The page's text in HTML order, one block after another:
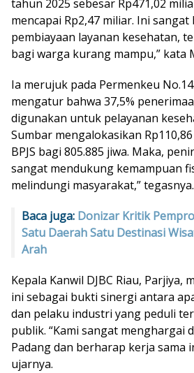
tahun 2025 sebesar Rp471,02
mencapai Rp2,47 miliar. Ini
pembiayaan layanan kesehatan,
bagi warga kurang mampu,” kata
Ia merujuk pada Permenkeu
mengatur bahwa 37,5%
digunakan untuk pelayanan
Sumbar mengalokasikan
BPJS bagi 805.885 jiwa. Maka,
sangat mendukung kemampuan
melindungi masyarakat,” tegasnya.
Baca juga: Donizar Kritik
Satu Daerah Satu Destinasi
Arah
Kepala Kanwil DJBC Riau, Parjiya,
ini sebagai bukti sinergi antara
dan pelaku industri yang peduli
publik. “Kami sangat menghargai
Padang dan berharap kerja sama
ujarnya.